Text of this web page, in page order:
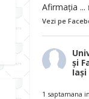
Afirmația ...
Vezi pe
și
Iași
1 saptamana